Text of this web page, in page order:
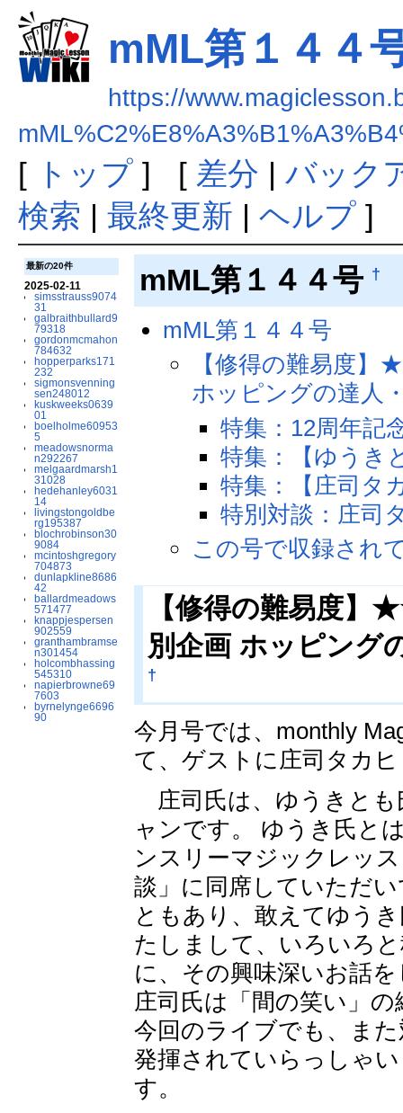
mML第１４４
https://
[ トップ] [ 差分 | バック
検索 | 最終更新 | ヘルプ]
最新の20件
2025-02-11
simsstrauss9074
31
galbraithbullard9
79318
gordonmcmahon
784632
hopperparks171
232
sigmonsvenning
sen248012
kuskweeks0639
01
boelholme60953
5
meadowsnorma
n292267
melgaardmarsh1
31028
hedehanley6031
14
livingstongoldbe
rg195387
blochrobinson30
9084
mcintoshgregory
704873
dunlapkline8686
42
ballardmeadows
571477
knappjespersen
902559
granthambramse
n301454
holcombhassing
545310
napierbrowne69
7603
byrnelynge6696
90
mML第１４４号 †
mML第１４４号
【修得の難易度
ホッピングの達人
特集：12周年記
特集：【ゆうき
特集：【庄司タ
特別対談：庄司
この号で収録され
【修得の難易度
別企画 ホッピング
†
今月号では、monthly
て、ゲストに庄司タカ
庄司氏は、ゆうきとも
ャンです。 ゆうき氏と
ンスリーマジックレッ
談」に同席していただ
ともあり、敢えてゆう
たしまして、いろいろ
に、その興味深いお話
庄司氏は「間の笑い」
今回のライブでも、ま
発揮されていらっしゃ
す。